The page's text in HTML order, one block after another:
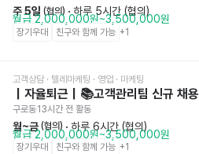
주 5일 (협의) · 하루 5시간 (협의)
월급 2,000,000원~3,500,000원
장기우대 친구와 함께 가능 +1
고객상담 · 텔레마케팅 · 영업 · 마케팅
｜자율퇴근｜📚고객관리팀 신규 채용
구로동13시간 전 활동
월~금 (협의) · 하루 6시간 (협의)
월급 2,000,000원~3,500,000원
장기우대 친구와 함께 가능 +1